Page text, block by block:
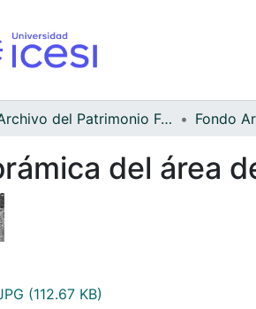
Archivo del Patrimonio Fotográfico y Fílmico del Valle del Cauca
del área
(112.67 KB)